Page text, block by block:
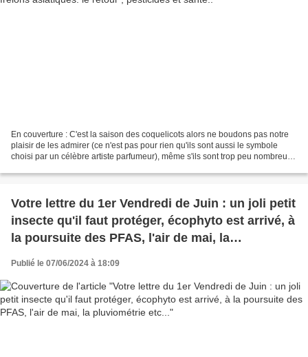
En couverture : C'est la saison des coquelicots alors ne boudons pas notre
plaisir de les admirer (ce n'est pas pour rien qu'ils sont aussi le symbole
choisi par un célèbre artiste parfumeur), même s'ils sont trop peu nombreux
Votre lettre du 1er Vendredi de Juin : un joli petit
insecte qu'il faut protéger, écophyto est arrivé, à
la poursuite des PFAS, l'air de mai, la
pluviométrie etc...
Publié le 07/06/2024 à 18:09